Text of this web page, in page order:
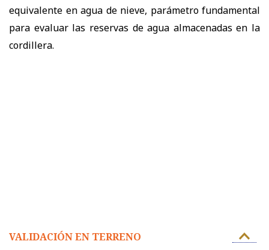
equivalente en agua de nieve, parámetro fundamental
para evaluar las reservas de agua almacenadas en la
cordillera.
VALIDACIÓN EN TERRENO